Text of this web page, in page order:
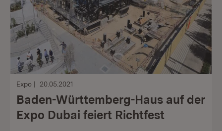
Expo 20.05.2021
Baden-Württemberg-Haus auf der
Expo Dubai feiert Richtfest